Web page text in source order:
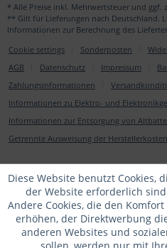
* Alle Preise inkl. Mehrwertsteuer und ggf.
** Gilt für Lieferungen nach Deutschland.
Informationen zur Berechnung des
Cookie settings
Sonderposten
AGB
Datenschutz Impressum
Zahlungsinformationen
Informationen zu Elektro- und
Informationen zur Entsorgung von
Getrennte Ausweisung der
Diese Website benutzt Cookies,
der Website erforderlich
Andere Cookies, die den
erhöhen, der Direktwerbung
anderen Websites und